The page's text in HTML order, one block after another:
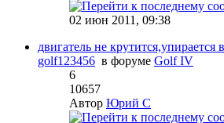
02 июн 2011, 09:38
двигатель не крутится,упирается
golf123456 в форуме Golf IV
6
10657
Автор Юрий С